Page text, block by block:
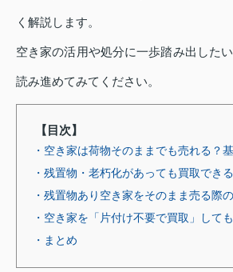
く解説します。
空き家の活用や処分に一歩踏み出した
読み進めてみてください。
【目次】
・空き家は荷物そのままでも売れる？
・残置物・老朽化があっても買取でき
・残置物あり空き家をそのまま売る際
・空き家を「片付け不要で買取」して
・まとめ